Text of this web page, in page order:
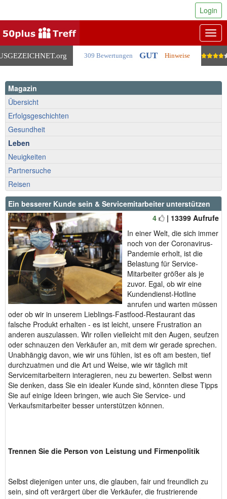
.org 309 Bewertungen GUT Hinweise
Login
Magazin
Übersicht
Erfolgsgeschichten
Gesundheit
Leben
Neuigkeiten
Partnersuche
Reisen
Ein besserer Kunde sein & Servicemitarbeiter unterstützen
4
| 13399 Aufrufe
In einer Welt, die sich immer
noch von der Coronavirus-
Pandemie erholt, ist die
Belastung für Service-
Mitarbeiter größer als je
zuvor. Egal, ob wir eine
Kundendienst-Hotline
anrufen und warten müssen
oder ob wir in unserem Lieblings-Fastfood-Restaurant das
falsche Produkt erhalten - es ist leicht, unsere Frustration an
anderen auszulassen. Wir rollen vielleicht mit den Augen, seufzen
oder schnauzen den Verkäufer an, mit dem wir gerade sprechen.
Unabhängig davon, wie wir uns fühlen, ist es oft am besten, tief
durchzuatmen und die Art und Weise, wie wir täglich mit
Servicemitarbeitern interagieren, neu zu bewerten. Selbst wenn
Sie denken, dass Sie ein idealer Kunde sind, könnten diese Tipps
Sie auf einige Ideen bringen, wie auch Sie Service- und
Verkaufsmitarbeiter besser unterstützen können.
Trennen Sie die Person von Leistung und Firmenpolitik
Selbst diejenigen unter uns, die glauben, fair und freundlich zu
sein, sind oft verärgert über die Verkäufer, die frustrierende